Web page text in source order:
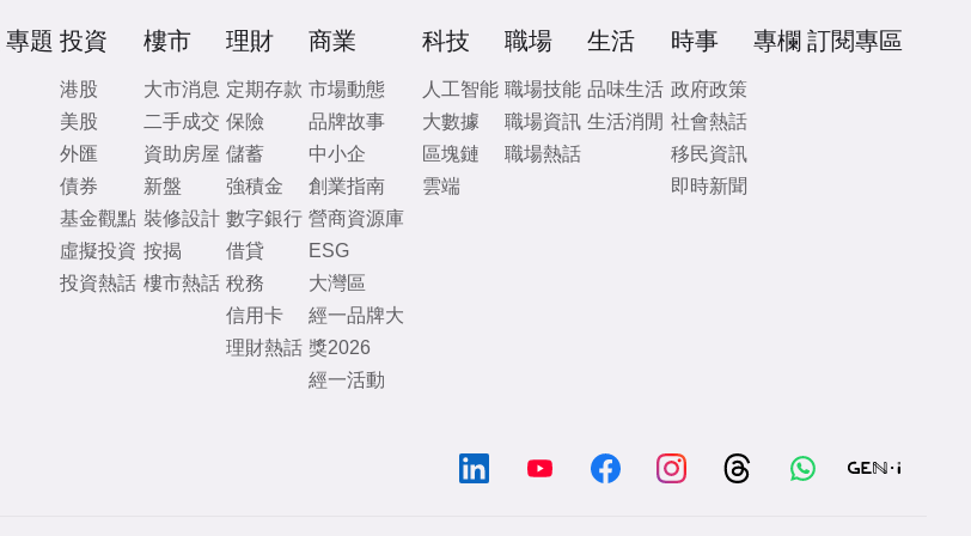
專題 投資
港股
美股
外匯
債券
基金觀點
虛擬投資
投資熱話
樓市
大市消息
二手成交
資助房屋
新盤
裝修設計
按揭
樓市熱話
理財
定期存款
保險
儲蓄
強積金
數字銀行
借貸
稅務
信用卡
理財熱話
商業
市場動態
品牌故事
中小企
創業指南
營商資源庫
ESG
大灣區
經一品牌大
獎2026
經一活動
科技
人工智能
大數據
區塊鏈
雲端
職場
職場技能
職場資訊
職場熱話
生活
品味生活
生活消閒
時事
政府政策
社會熱話
移民資訊
即時新聞
專欄 訂閱專區